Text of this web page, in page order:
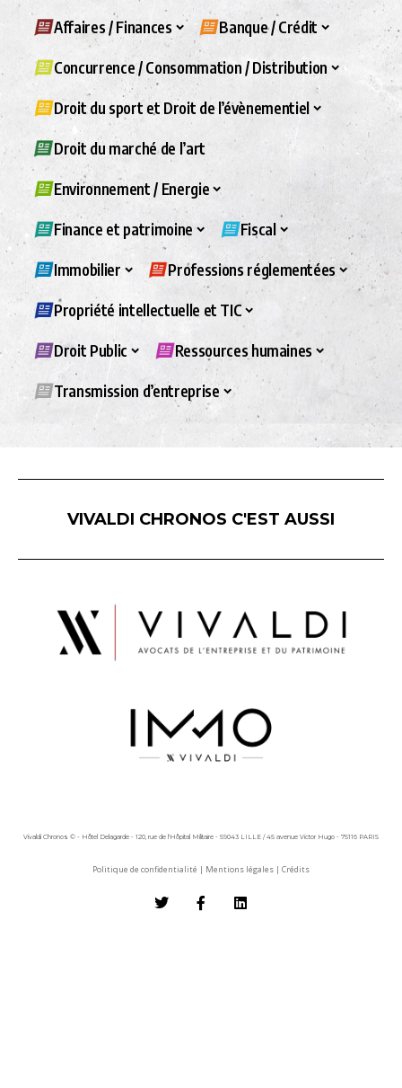
Affaires / Finances Banque / Crédit
Concurrence / Consommation / Distribution
Droit du sport et Droit de l’évènementiel
Droit du marché de l’art
Environnement / Energie
Finance et patrimoine Fiscal
Immobilier Professions réglementées
Propriété intellectuelle et TIC
Droit Public Ressources humaines
Transmission d’entreprise
VIVALDI CHRONOS C'EST AUSSI
Vivaldi Chronos © - Hôtel Delagarde - 120, rue de l'Hôpital Militaire - 59043 LILLE / 45 avenue Victor Hugo - 75116 PARIS
Politique de confidentialité | Mentions légales | Crédits